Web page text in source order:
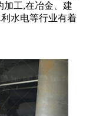
加工,在冶金、建
水电等行业有着